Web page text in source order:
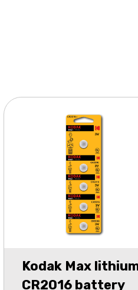
Kodak Max
CR2016 battery